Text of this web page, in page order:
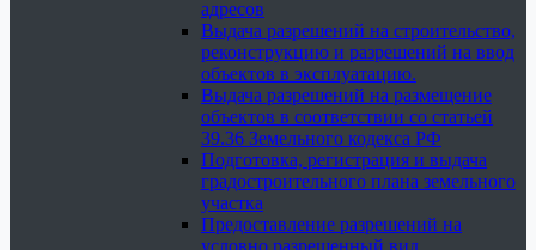
адресов
Выдача разрешений на строительство,
реконструкцию и разрешений на ввод
объектов в эксплуатацию.
Выдача разрешений на размещение
объектов в соответствии со статьей
39.36 Земельного кодекса РФ
Подготовка, регистрация и выдача
градостроительного плана земельного
участка
Предоставление разрешений на
условно разрешенный вид